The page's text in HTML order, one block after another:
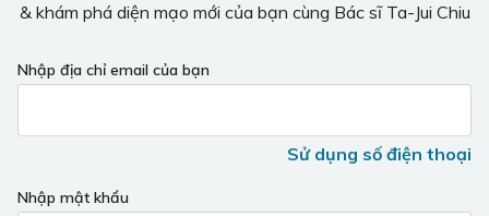
& khám phá diện mạo mới của bạn cùng Bác sĩ Ta-Jui Chiu
Nhập địa chỉ email của bạn
Sử dụng số điện thoại
Nhập mật khẩu